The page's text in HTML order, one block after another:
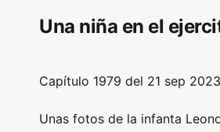
Una niña en el
Capítulo 1979 del 21 sep 2023
Unas fotos de la infanta